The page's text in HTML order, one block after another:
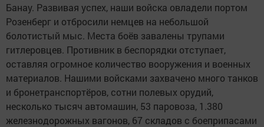
Банау. Развивая успех, наши войска овладели портом
Розенберг и отбросили немцев на небольшой
болотистый мыс. Места боёв завалены трупами
гитлеровцев. Противник в беспорядки отступает,
оставляя огромное количество вооружения и военных
материалов. Нашими войсками захвачено много танков
и бронетранспортёров, сотни полевых орудий,
несколько тысяч автомашин, 53 паровоза, 1.380
железнодорожных вагонов, 67 складов с боеприпасами